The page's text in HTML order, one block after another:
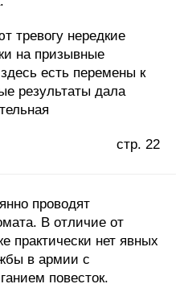
тревогу нередкие
на призывные
есть перемены к
результаты дала
стр. 22
проводят
В отличие от
практически нет явных
в армии с
повесток.